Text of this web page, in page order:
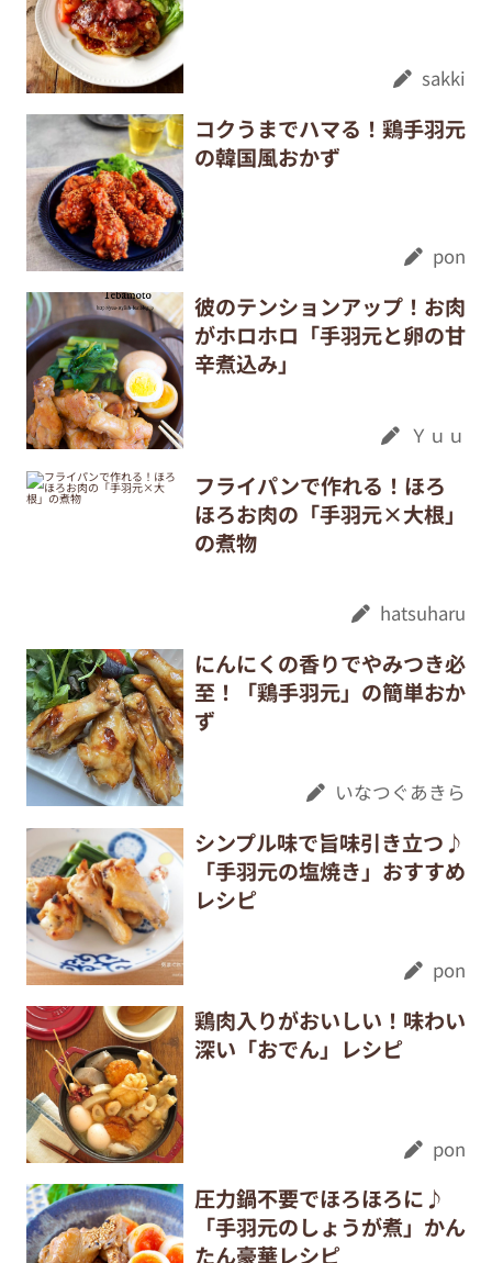
sakki
コクうまでハマる！鶏手羽元
の韓国風おかず
pon
彼のテンションアップ！お肉
がホロホロ「手羽元と卵の甘
辛煮込み」
Ｙｕｕ
フライパンで作れる！ほろ
ほろお肉の「手羽元×大根」
の煮物
hatsuharu
にんにくの香りでやみつき必
至！「鶏手羽元」の簡単おか
ず
いなつぐあきら
シンプル味で旨味引き立つ♪
「手羽元の塩焼き」おすすめ
レシピ
pon
鶏肉入りがおいしい！味わい
深い「おでん」レシピ
pon
圧力鍋不要でほろほろに♪
「手羽元のしょうが煮」かん
たん豪華レシピ